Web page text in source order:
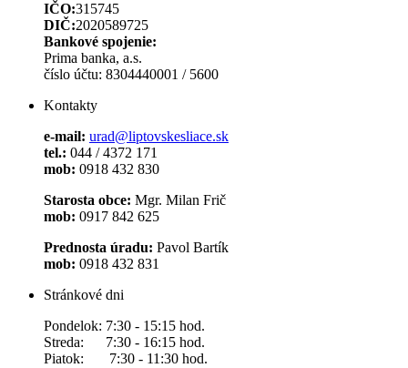
IČO:315745
DIČ:2020589725
Bankové spojenie:
Prima banka, a.s.
číslo účtu: 8304440001 / 5600
Kontakty
e-mail: urad@liptovskesliace.sk
tel.: 044 / 4372 171
mob: 0918 432 830
Starosta obce: Mgr. Milan Frič
mob: 0917 842 625
Prednosta úradu: Pavol Bartík
mob: 0918 432 831
Stránkové dni
Pondelok: 7:30 - 15:15 hod.
Streda: 7:30 - 16:15 hod.
Piatok: 7:30 - 11:30 hod.